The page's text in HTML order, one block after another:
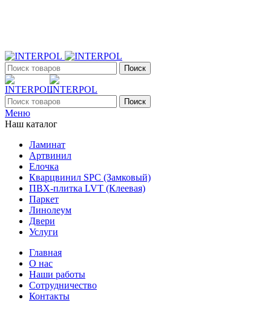
Поиск
Поиск
Меню
Наш каталог
Ламинат
Артвинил
Елочка
Кварцвинил SPC (Замковый)
ПВХ-плитка LVT (Клеевая)
Паркет
Линолеум
Двери
Услуги
Главная
О нас
Наши работы
Сотрудничество
Контакты